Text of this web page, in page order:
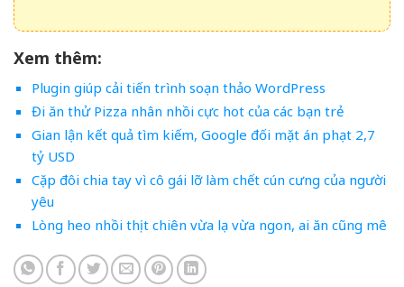
Xem thêm:
Plugin giúp cải tiến trình soạn thảo WordPress
Đi ăn thử Pizza nhân nhồi cực hot của các bạn trẻ
Gian lận kết quả tìm kiếm, Google đối mặt án phạt 2,7
tỷ USD
Cặp đôi chia tay vì cô gái lỡ làm chết cún cưng của người
yêu
Lòng heo nhồi thịt chiên vừa lạ vừa ngon, ai ăn cũng mê